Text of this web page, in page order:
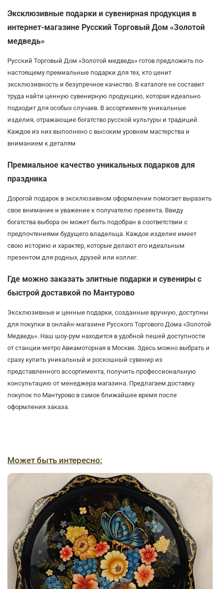
Эксклюзивные подарки и сувенирная продукция в
интернет-магазине Русский Торговый Дом «Золотой
медведь»
Русский Торговый Дом «Золотой медведь» готов предложить по-
настоящему премиальные подарки для тех, кто ценит
эксклюзивность и безупречное качество. В каталоге не составит
труда найти ценную сувенирную продукцию, которая идеально
подходит для особых случаев. В ассортименте уникальные
изделия, отражающие богатство русской культуры и традиций.
Каждое из них выполнено с высоким уровнем мастерства и
вниманием к деталям
Премиальное качество уникальных подарков для
праздника
Дорогой подарок в эксклюзивном оформлении помогает выразить
свое внимание и уважение к получателю презента. Ввиду
богатства выбора он может быть подобран в соответствии с
предпочтениями будущего владельца. Каждое изделие имеет
свою историю и характер, которые делают его идеальным
презентом для родных, друзей или коллег.
Где можно заказать элитные подарки и сувениры с
быстрой доставкой по Мантурово
Эксклюзивные и ценные подарки, созданные вручную, доступны
для покупки в онлайн-магазине Русского Торгового Дома «Золотой
Медведь». Наш шоу-рум находится в удобной пешей доступности
от станции метро Авиамоторная в Москве. Здесь можно выбрать и
сразу купить уникальный и роскошный сувенир из
представленного ассортимента, получить профессиональную
консультацию от менеджера магазина. Предлагаем доставку
покупок по Мантурово в самое ближайшее время после
оформления заказа.
Может быть интересно: